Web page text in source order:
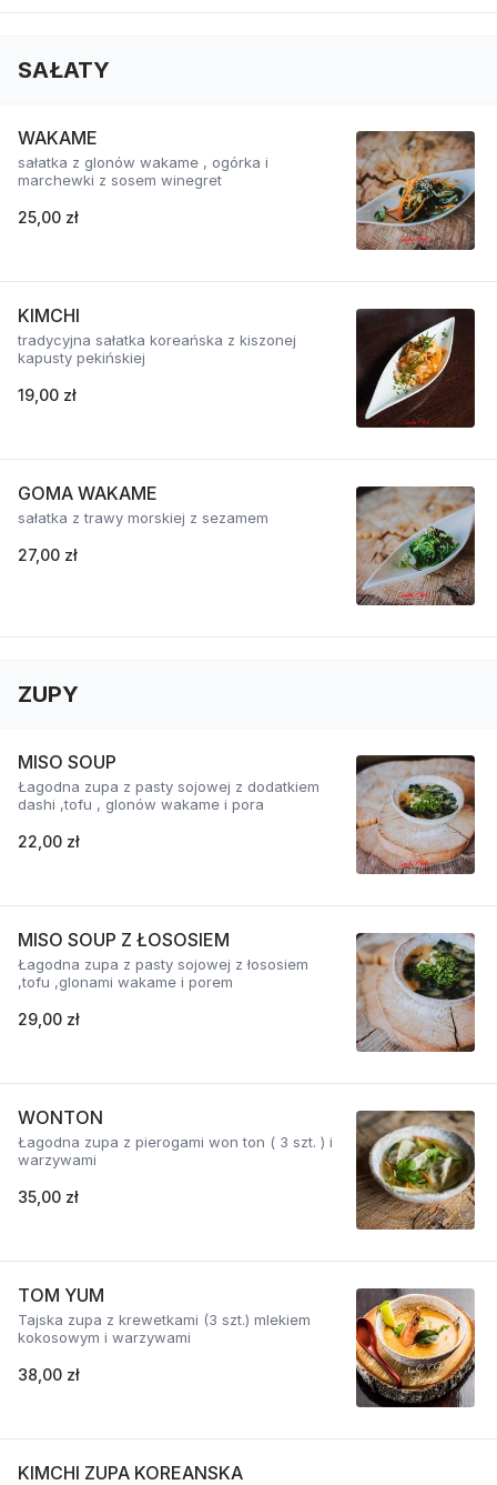
SAŁATY
WAKAME
sałatka z glonów wakame , ogórka i
marchewki z sosem winegret
25,00 zł
KIMCHI
tradycyjna sałatka koreańska z kiszonej
kapusty pekińskiej
19,00 zł
GOMA WAKAME
sałatka z trawy morskiej z sezamem
27,00 zł
ZUPY
MISO SOUP
Łagodna zupa z pasty sojowej z dodatkiem
dashi ,tofu , glonów wakame i pora
22,00 zł
MISO SOUP Z ŁOSOSIEM
Łagodna zupa z pasty sojowej z łososiem
,tofu ,glonami wakame i porem
29,00 zł
WONTON
Łagodna zupa z pierogami won ton ( 3 szt. ) i
warzywami
35,00 zł
TOM YUM
Tajska zupa z krewetkami (3 szt.) mlekiem
kokosowym i warzywami
38,00 zł
KIMCHI ZUPA KOREANSKA